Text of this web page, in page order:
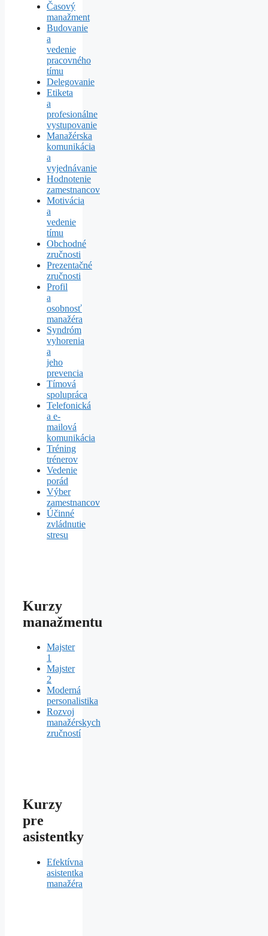
Časový
manažment
Budovanie
a
vedenie
pracovného
tímu
Delegovanie
Etiketa
a
profesionálne
vystupovanie
Manažérska
komunikácia
a
vyjednávanie
Hodnotenie
zamestnancov
Motivácia
a
vedenie
tímu
Obchodné
zručnosti
Prezentačné
zručnosti
Profil
a
osobnosť
manažéra
Syndróm
vyhorenia
a
jeho
prevencia
Tímová
spolupráca
Telefonická
a e-
mailová
komunikácia
Tréning
trénerov
Vedenie
porád
Výber
zamestnancov
Účinné
zvládnutie
stresu
Kurzy
manažmentu
Majster
1
Majster
2
Moderná
personalistika
Rozvoj
manažérskych
zručností
Kurzy
pre
asistentky
Efektívna
asistentka
manažéra